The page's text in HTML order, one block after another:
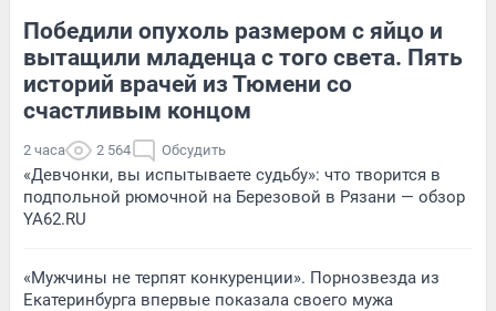
Победили опухоль размером с яйцо и
вытащили младенца с того света. Пять
историй врачей из Тюмени со
счастливым концом
2 часа 2 564 Обсудить
«Девчонки, вы испытываете судьбу»: что творится в
подпольной рюмочной на Березовой в Рязани — обзор
YA62.RU
«Мужчины не терпят конкуренции». Порнозвезда из
Екатеринбурга впервые показала своего мужа